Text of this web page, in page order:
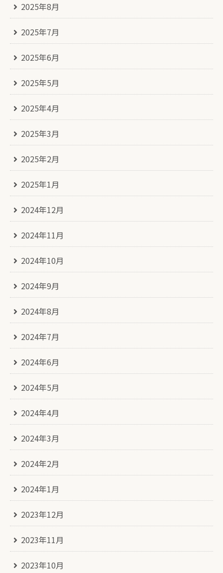
2025年8月
2025年7月
2025年6月
2025年5月
2025年4月
2025年3月
2025年2月
2025年1月
2024年12月
2024年11月
2024年10月
2024年9月
2024年8月
2024年7月
2024年6月
2024年5月
2024年4月
2024年3月
2024年2月
2024年1月
2023年12月
2023年11月
2023年10月